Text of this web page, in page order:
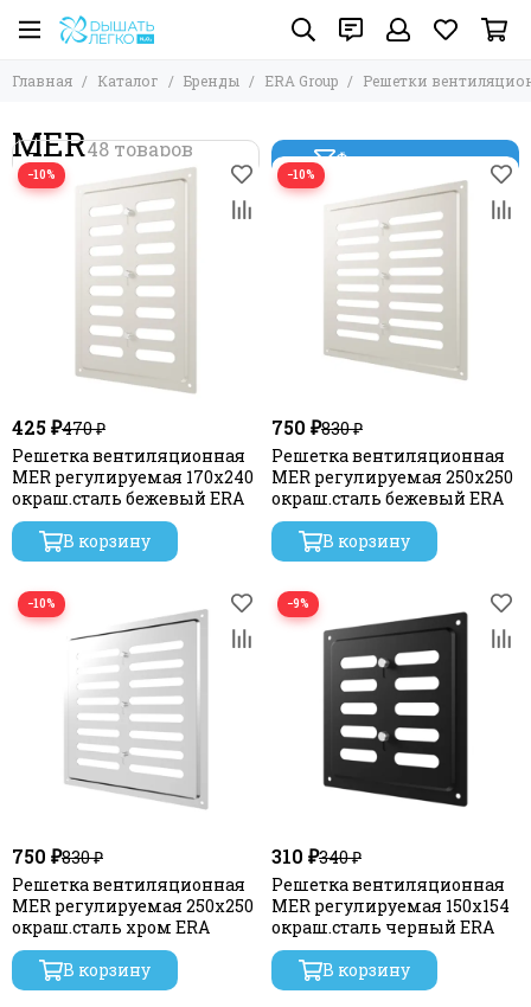
Главная Каталог Бренды ERA Group Решетки
MER Фильтр товаров
−10%
425 ₽470 ₽
Решетка вентиляционная
MER регулируемая 170х240
окраш.сталь бежевый ERA
В корзину
−10%
750 ₽830 ₽
Решетка вентиляционная
MER регулируемая 250х250
окраш.сталь бежевый ERA
В корзину
−10%
750 ₽830 ₽
Решетка вентиляционная
MER регулируемая 250х250
окраш.сталь хром ERA
В корзину
−9%
310 ₽340 ₽
Решетка вентиляционная
MER регулируемая 150x154
окраш.сталь черный ERA
В корзину